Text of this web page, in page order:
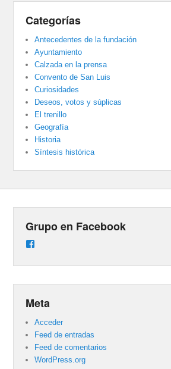
Categorías
Antecedentes de la fundación
Ayuntamiento
Calzada en la prensa
Convento de San Luis
Curiosidades
Deseos, votos y súplicas
El trenillo
Geografía
Historia
Síntesis histórica
Grupo en Facebook
Meta
Acceder
Feed de entradas
Feed de comentarios
WordPress.org